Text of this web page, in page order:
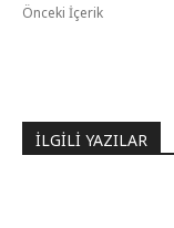
Önceki İçerik
İLGİLİ YAZILAR